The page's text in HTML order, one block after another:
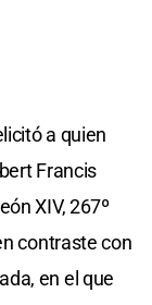
a quien
Francis
XIV, 267º
contraste con
en el que